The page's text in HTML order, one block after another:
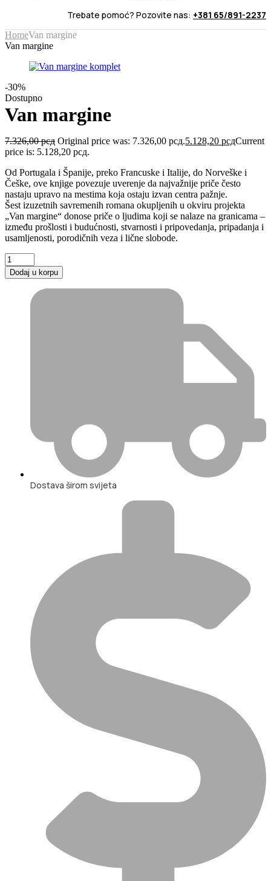
Trebate pomoć? Pozovite nas: +381 65/891-2237
HomeVan margine
Van margine
-30%
Dostupno
Van margine
7.326,00рсд Original price was: 7.326,00 рсд.5.128,20 рсдCurrent
price is: 5.128,20 рсд.
Od Portugala i Španije, preko Francuske i Italije, do Norveške i
Češke, ove knjige povezuje uverenje da najvažnije priče često
nastaju upravo na mestima koja ostaju izvan centra pažnje.
Šest izuzetnih savremenih romana okupljenih u okviru projekta
„Van margine“ donose priče o ljudima koji se nalaze na granicama –
između prošlosti i budućnosti, stvarnosti i pripovedanja, pripadanja i
usamljenosti, porodičnih veza i lične slobode.
Dodaj u korpu
Dostava širom svijeta